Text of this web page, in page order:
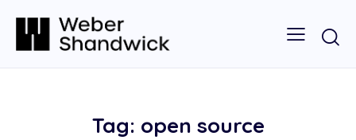
Tag: open source